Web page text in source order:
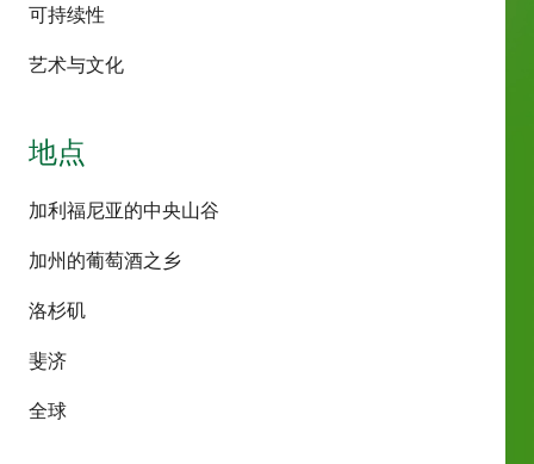
可持续性
艺术与文化
地点
加利福尼亚的中央山谷
加州的葡萄酒之乡
洛杉矶
斐济
全球